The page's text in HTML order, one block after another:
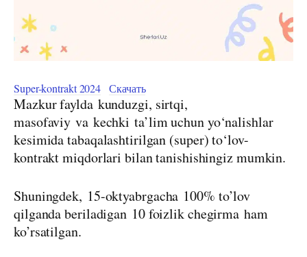
Super-kontrakt 2024 Скачать
Mazkur faylda kunduzgi, sirtqi,
masofaviyvakechkita’lim uchun yo‘nalishlar
kesimida tabaqalashtirilgan (super) to‘lov-
kontrakt miqdorlari bilan tanishishingiz mumkin.
Shuningdek, 15-oktyabrgacha 100% to’lov
qilganda beriladigan 10 foizlik chegirma ham
ko’rsatilgan.